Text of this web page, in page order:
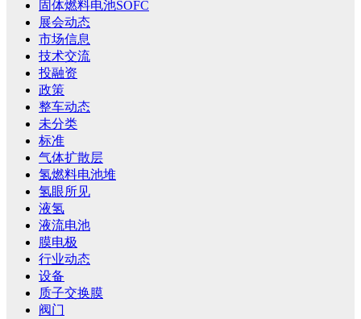
固体燃料电池SOFC
展会动态
市场信息
技术交流
投融资
政策
整车动态
未分类
标准
气体扩散层
氢燃料电池堆
氢眼所见
液氢
液流电池
膜电极
行业动态
设备
质子交换膜
阀门